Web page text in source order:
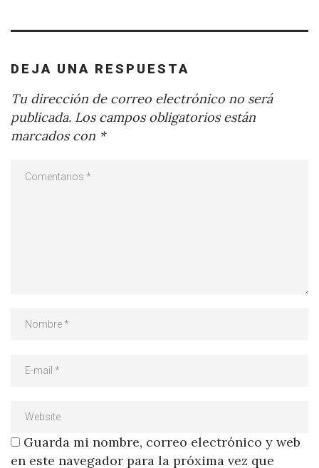
DEJA UNA RESPUESTA
Tu dirección de correo electrónico no será
publicada. Los campos obligatorios están
marcados con *
Guarda mi nombre, correo electrónico y web
en este navegador para la próxima vez que